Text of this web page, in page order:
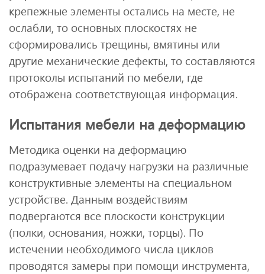
крепежные элементы остались на месте, не
ослабли, то основных плоскостях не
сформировались трещины, вмятины или
другие механические дефекты, то составляются
протоколы испытаний по мебели, где
отображена соответствующая информация.
Испытания мебели на деформацию
Методика оценки на деформацию
подразумевает подачу нагрузки на различные
конструктивные элементы на специальном
устройстве. Данным воздействиям
подвергаются все плоскости конструкции
(полки, основания, ножки, торцы). По
истечении необходимого числа циклов
проводятся замеры при помощи инструмента,